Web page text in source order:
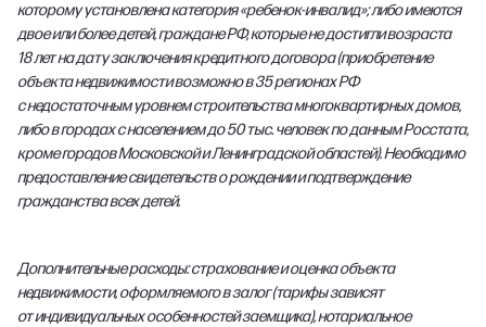
которому установлена категория «ребенок-инвалид»; либо имеются
двое или более детей, граждане РФ, которые не достигли возраста
18 лет на дату заключения кредитного договора (приобретение
объекта недвижимости возможно в 35 регионах РФ
с недостаточным уровнем строительства многоквартирных домов,
либо в городах с населением до 50 тыс. человек по данным Росстата,
кроме городов Московской и Ленинградской областей). Необходимо
предоставление свидетельств о рождении и подтверждение
гражданства всех детей.
Дополнительные расходы: страхование и оценка объекта
недвижимости, оформляемого в залог (тарифы зависят
от индивидуальных особенностей заемщика), нотариальное